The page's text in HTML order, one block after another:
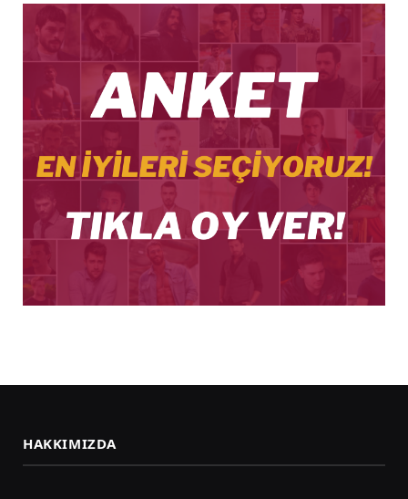
HAKKIMIZDA